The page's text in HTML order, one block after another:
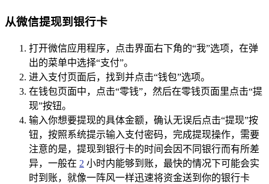
从微信提现到银行卡
打开微信应用程序，点击界面右下角的“我”选项，在弹
出的菜单中选择“支付”。
进入支付页面后，找到并点击“钱包”选项。
在钱包页面中，点击“零钱”，然后在零钱页面里点击“提
现”按钮。
输入你想要提现的具体金额，确认无误后点击“提现”按
钮，按照系统提示输入支付密码，完成提现操作，需要
注意的是，提现到银行卡的时间会因不同银行而有所差
异，一般在 2 小时内能够到账，最快的情况下可能会实
时到账，就像一阵风一样迅速将资金送到你的银行卡